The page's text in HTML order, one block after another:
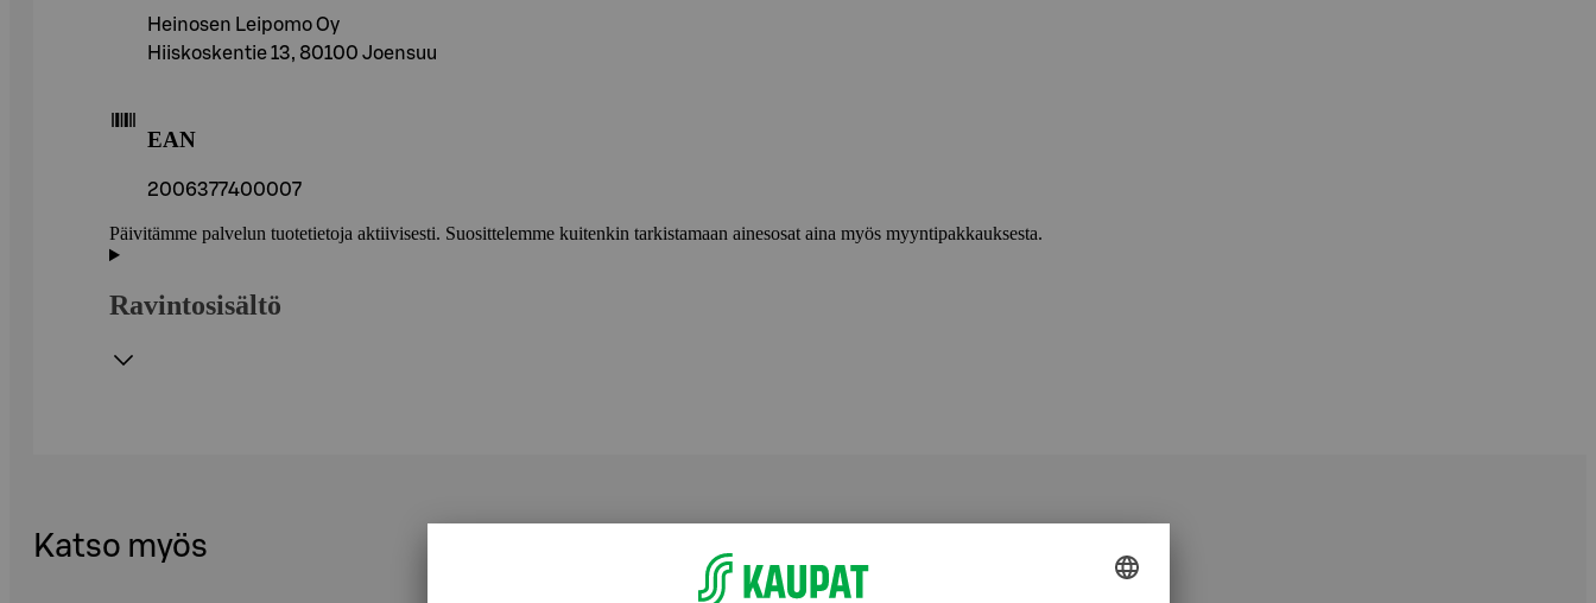
Heinosen Leipomo Oy
Hiiskoskentie 13, 80100 Joensuu
EAN
2006377400007
Päivitämme palvelun tuotetietoja aktiivisesti. Suosittelemme kuitenkin tarkistamaan ainesosat aina myös myyntipakkauksesta.
Ravintosisältö
Katso myös